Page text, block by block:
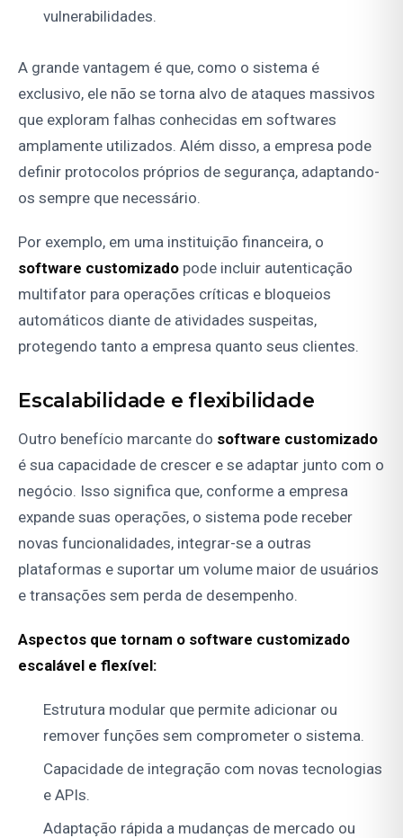
vulnerabilidades.
A grande vantagem é que, como o sistema é
exclusivo, ele não se torna alvo de ataques massivos
que exploram falhas conhecidas em softwares
amplamente utilizados. Além disso, a empresa pode
definir protocolos próprios de segurança, adaptando-
os sempre que necessário.
Por exemplo, em uma instituição financeira, o
software customizado pode incluir autenticação
multifator para operações críticas e bloqueios
automáticos diante de atividades suspeitas,
protegendo tanto a empresa quanto seus clientes.
Escalabilidade e flexibilidade
Outro benefício marcante do software customizado
é sua capacidade de crescer e se adaptar junto com o
negócio. Isso significa que, conforme a empresa
expande suas operações, o sistema pode receber
novas funcionalidades, integrar-se a outras
plataformas e suportar um volume maior de usuários
e transações sem perda de desempenho.
Aspectos que tornam o software customizado
escalável e flexível:
Estrutura modular que permite adicionar ou
remover funções sem comprometer o sistema.
Capacidade de integração com novas tecnologias
e APIs.
Adaptação rápida a mudanças de mercado ou